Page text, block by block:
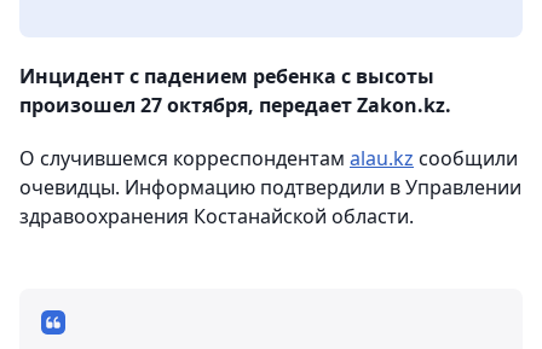
Инцидент с падением ребенка с высоты
произошел 27 октября, передает Zakon.kz.
О случившемся корреспондентам alau.kz сообщили
очевидцы. Информацию подтвердили в Управлении
здравоохранения Костанайской области.